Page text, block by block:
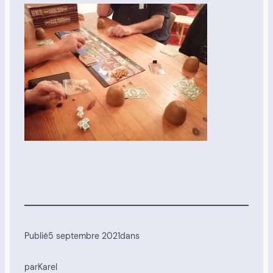
Publié5 septembre 2021dans
parKarel